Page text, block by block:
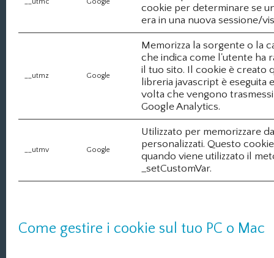
cookie per determinare se
era in una nuova sessione/
__utmz Google
Memorizza la sorgente o la
che indica come l'utente ha
il tuo sito. Il cookie è creato
libreria javascript è eseguita
volta che vengono trasmessi
Google Analytics.
__utmv Google
Utilizzato per memorizzare
personalizzati. Questo
quando viene utilizzato il
_setCustomVar.
Come gestire i cookie sul tuo PC o Mac